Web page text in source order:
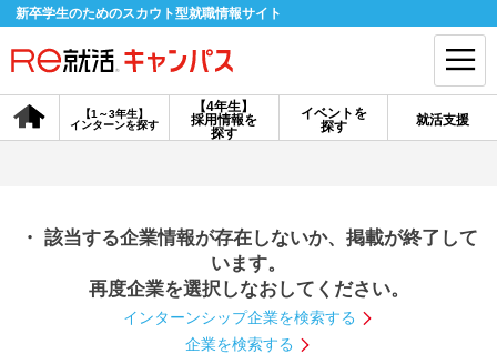
新卒学生のためのスカウト型就職情報サイト
【4年生】
採用情報を
探す
【1～3年生】
インターンを探す
イベントを
探す
就活支援
会員登録 ログイン
探す
【4年生】
説明会を探す
インターンを探す
・ 該当する企業情報が存在しないか、掲載が終了して
います。
再度企業を選択しなおしてください。
インターンシップ企業を検索する
企業を検索する